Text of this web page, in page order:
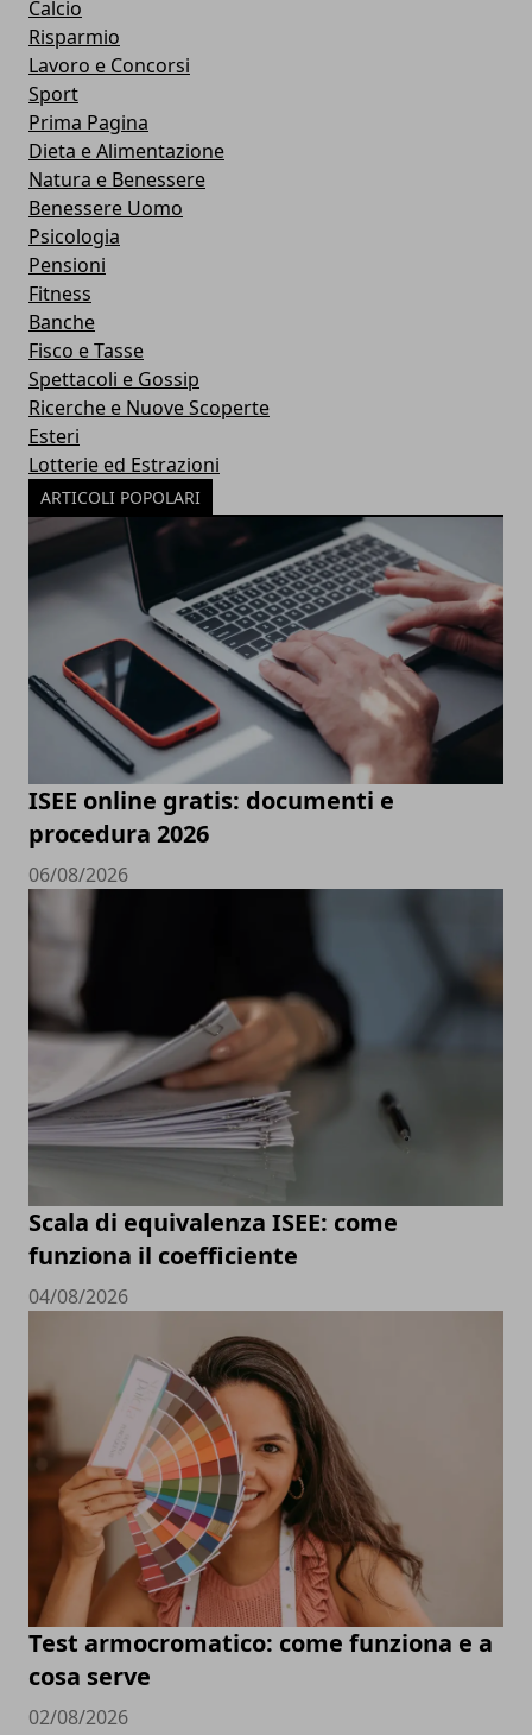
Calcio
Risparmio
Lavoro e Concorsi
Sport
Prima Pagina
Dieta e Alimentazione
Natura e Benessere
Benessere Uomo
Psicologia
Pensioni
Fitness
Banche
Fisco e Tasse
Spettacoli e Gossip
Ricerche e Nuove Scoperte
Esteri
Lotterie ed Estrazioni
ARTICOLI POPOLARI
ISEE online gratis: documenti e
procedura 2026
06/08/2026
Scala di equivalenza ISEE: come
funziona il coefficiente
04/08/2026
Test armocromatico: come funziona e a
cosa serve
02/08/2026